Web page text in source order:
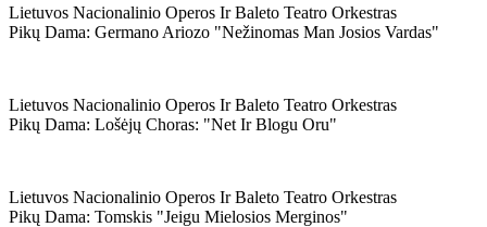
Lietuvos Nacionalinio Operos Ir Baleto Teatro Orkestras
Pikų Dama: Germano Ariozo "nežinomas Man Josios Vardas"
Lietuvos Nacionalinio Operos Ir Baleto Teatro Orkestras
Pikų Dama: Lošėjų Choras: "net Ir Blogu Oru"
Lietuvos Nacionalinio Operos Ir Baleto Teatro Orkestras
Pikų Dama: Tomskis "jeigu Mielosios Merginos"